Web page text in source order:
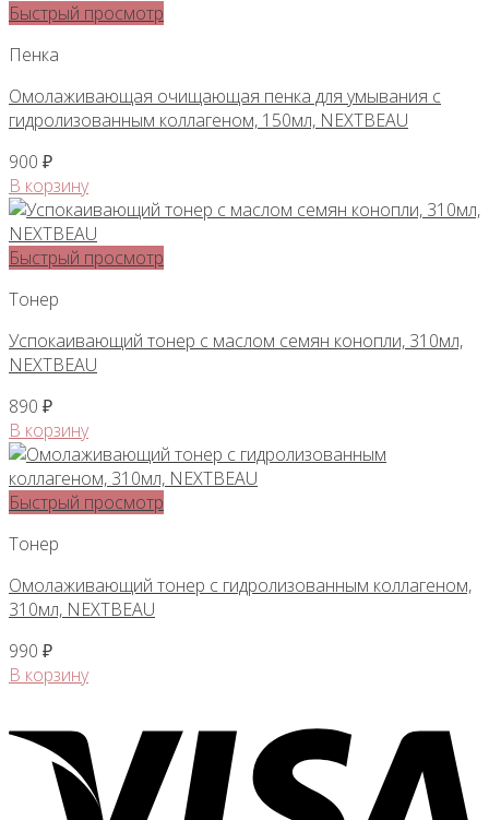
Быстрый просмотр
Пенка
Омолаживающая очищающая пенка для умывания с
гидролизованным коллагеном, 150мл, NEXTBEAU
900 ₽
В корзину
Быстрый просмотр
Тонер
Успокаивающий тонер с маслом семян конопли, 310мл,
NEXTBEAU
890 ₽
В корзину
Быстрый просмотр
Тонер
Омолаживающий тонер с гидролизованным коллагеном,
310мл, NEXTBEAU
990 ₽
В корзину